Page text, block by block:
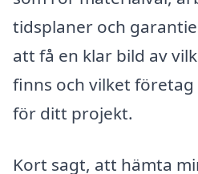
tidsplaner och
att få en klar bild av
finns och vilket företag
för ditt projekt.
Kort sagt, att hämta